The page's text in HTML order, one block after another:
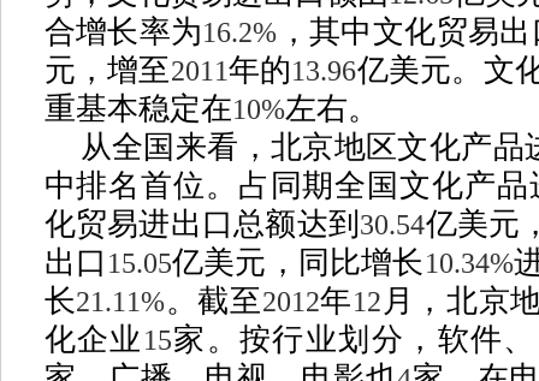
合增长率为16.2% ，其中文化贸易
元，增至2011年的13.96亿美元。文
重基本稳定在10%左右。
从全国来看，北京地区文化产品
中排名首位。占同期全国文化产
化贸易进出口总额达到 30.54亿美元
出口 15.05亿美元，同比增长10.34%
长21.11%。截至2012年12 月，北京
化企业15家。按行业划分，软件